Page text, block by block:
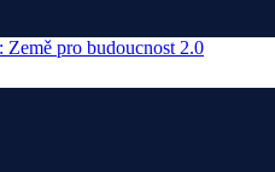
Země pro budoucnost 2.0